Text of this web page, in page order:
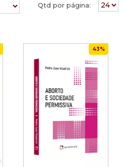
Qtd por página:
43%